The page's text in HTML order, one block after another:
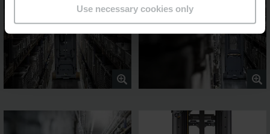
Use necessary cookies only